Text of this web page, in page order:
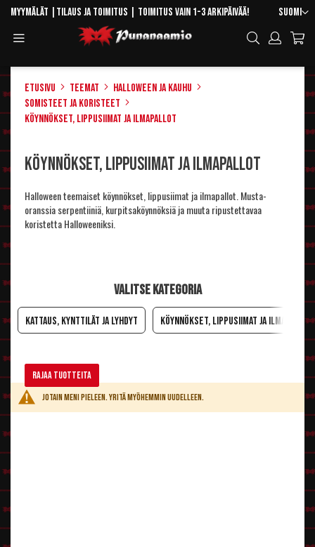
Skip
Content
Kieli
Suomi
Myymälät Tilaus ja toimitus | Toimitus vain 1-3 arkipäivää!
Hae
Etusivu Teemat
Halloween ja kauhu
Somisteet ja koristeet
Köynnökset, lippusiimat ja ilmapallot
Köynnökset, lippusiimat ja ilmapallot
Halloween teemaiset köynnökset, lippusiimat ja ilmapallot. Musta-
oranssia serpentiiniä, kurpitsaköynnöksiä ja muuta ripustettavaa
koristetta Halloweeniksi.
Valitse kategoria
Kattaus, kynttilät ja lyhdyt Köynnökset, lippusiimat ja ilmapallot
Rajaa tuotteita
Jotain meni pieleen. Yritä myöhemmin uudelleen.